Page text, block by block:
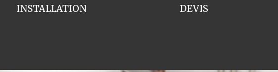
INSTALLATION DEVIS